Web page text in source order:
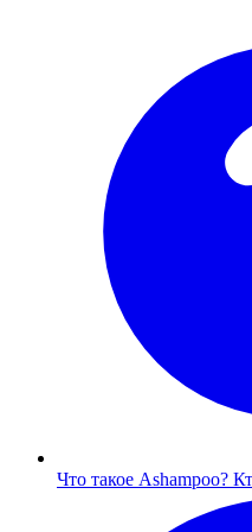
Что такое Ashampoo?